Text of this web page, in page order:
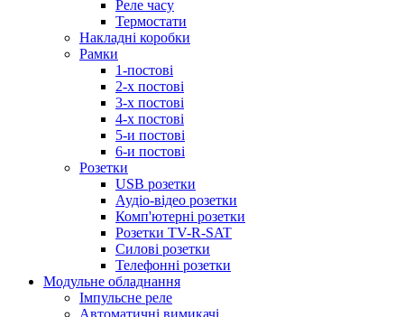
Реле часу
Термостати
Накладні коробки
Рамки
1-постові
2-х постові
3-х постові
4-х постові
5-и постові
6-и постові
Розетки
USB розетки
Аудіо-відео розетки
Комп'ютерні розетки
Розетки TV-R-SAT
Силові розетки
Телефонні розетки
Модульне обладнання
Імпульсне реле
Автоматичні вимикачі